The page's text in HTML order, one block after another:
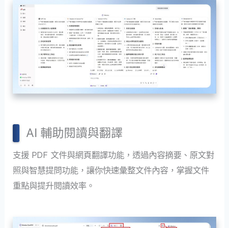
AI 輔助閱讀與翻譯
支援 PDF 文件與網頁翻譯功能，透過內容摘要、原文對
照與智慧提問功能，讓你快速彙整文件內容，掌握文件
重點與提升閱讀效率。